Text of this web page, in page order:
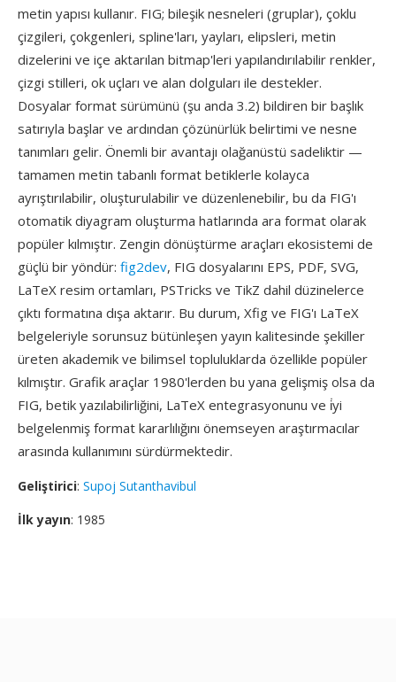
metin yapısı kullanır. FIG; bileşik nesneleri (gruplar), çoklu
çizgileri, çokgenleri, spline'ları, yayları, elipsleri, metin
dizelerini ve içe aktarılan bitmap'leri yapılandırılabilir renkler,
çizgi stilleri, ok uçları ve alan dolguları ile destekler.
Dosyalar format sürümünü (şu anda 3.2) bildiren bir başlık
satırıyla başlar ve ardından çözünürlük belirtimi ve nesne
tanımları gelir. Önemli bir avantajı olağanüstü sadeliktir —
tamamen metin tabanlı format betiklerle kolayca
ayrıştırılabilir, oluşturulabilir ve düzenlenebilir, bu da FIG'ı
otomatik diyagram oluşturma hatlarında ara format olarak
popüler kılmıştır. Zengin dönüştürme araçları ekosistemi de
güçlü bir yöndür: fig2dev, FIG dosyalarını EPS, PDF, SVG,
LaTeX resim ortamları, PSTricks ve TikZ dahil düzinelerce
çıktı formatına dışa aktarır. Bu durum, Xfig ve FIG'ı LaTeX
belgeleriyle sorunsuz bütünleşen yayın kalitesinde şekiller
üreten akademik ve bilimsel topluluklarda özellikle popüler
kılmıştır. Grafik araçlar 1980'lerden bu yana gelişmiş olsa da
FIG, betik yazılabilirliğini, LaTeX entegrasyonunu ve i̇yi
belgelenmiş format kararlılığını önemseyen araştırmacılar
arasında kullanımını sürdürmektedir.
Geliştirici: Supoj Sutanthavibul
İlk yayın: 1985